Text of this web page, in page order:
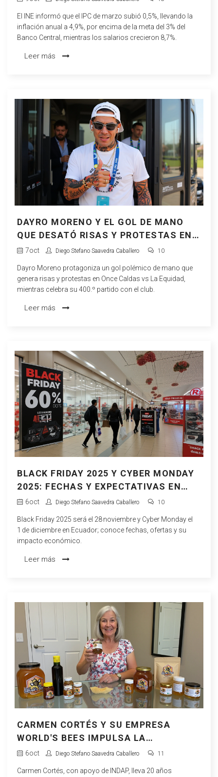
El INE informó que el IPC de marzo subió 0,5%, llevando la
inflación anual a 4,9%, por encima de la meta del 3% del
Banco Central, mientras los salarios crecieron 8,7%.
Leer más
DAYRO MORENO Y EL GOL DE MANO
QUE DESATÓ RISAS Y PROTESTAS EN
CALDAS
7oct Diego Stefano Saavedra Caballero 10
Dayro Moreno protagoniza un gol polémico de mano que
genera risas y protestas en Once Caldas vs La Equidad,
mientras celebra su 400.º partido con el club.
Leer más
BLACK FRIDAY 2025 Y CYBER MONDAY
2025: FECHAS Y EXPECTATIVAS EN
ECUADOR
6oct Diego Stefano Saavedra Caballero 10
Black Friday 2025 será el 28 noviembre y Cyber Monday el
1 de diciembre en Ecuador; conoce fechas, ofertas y su
impacto económico.
Leer más
CARMEN CORTÉS Y SU EMPRESA
WORLD'S BEES IMPULSA LA
APICULTURA EN MONTE PATRIA
6oct Diego Stefano Saavedra Caballero 11
Carmen Cortés, con apoyo de INDAP, lleva 20 años